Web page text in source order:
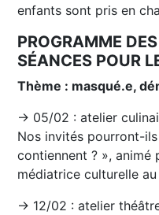
enfants sont pris en
PROGRAMME
SÉANCES POUR
Thème : masqué.e,
→ 05/02 : atelier
Nos invités pourront-ils
contiennent ? », animé
médiatrice culturelle
→ 12/02 : atelier